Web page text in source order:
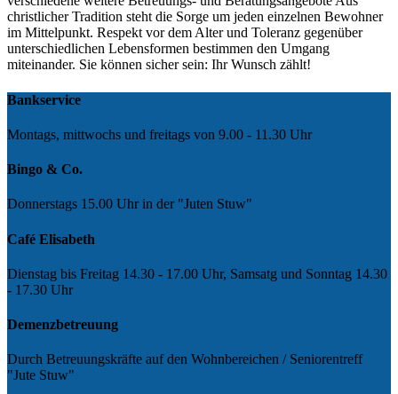
christlicher Tradition steht die Sorge um jeden einzelnen Bewohner
im Mittelpunkt. Respekt vor dem Alter und Toleranz gegenüber
unterschiedlichen Lebensformen bestimmen den Umgang
miteinander. Sie können sicher sein: Ihr Wunsch zählt!
Bankservice
Montags, mittwochs und freitags von 9.00 - 11.30 Uhr
Bingo & Co.
Donnerstags 15.00 Uhr in der "Juten Stuw"
Café Elisabeth
Dienstag bis Freitag 14.30 - 17.00 Uhr, Samsatg und Sonntag 14.30
- 17.30 Uhr
Demenzbetreuung
Durch Betreuungskräfte auf den Wohnbereichen / Seniorentreff
"Jute Stuw"